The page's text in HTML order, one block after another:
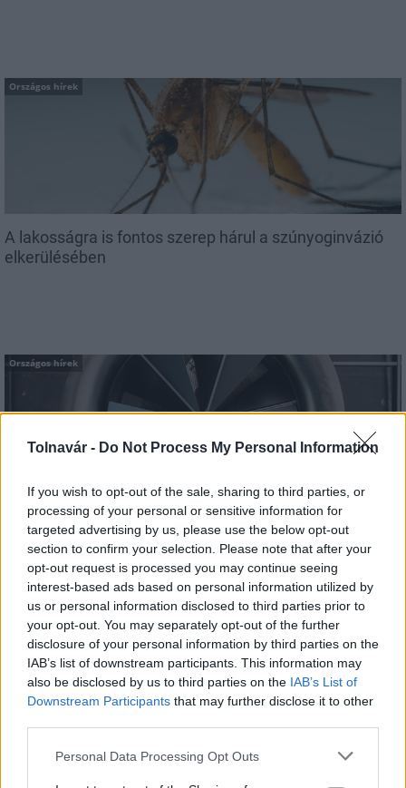
Tolnavár - Do Not Process My Personal Information
If you wish to opt-out of the sale, sharing to third parties, or
processing of your personal or sensitive information for
targeted advertising by us, please use the below opt-out
section to confirm your selection. Please note that after your
opt-out request is processed you may continue seeing
interest-based ads based on personal information utilized by
us or personal information disclosed to third parties prior to
your opt-out. You may separately opt-out of the further
disclosure of your personal information by third parties on the
IAB’s list of downstream participants. This information may
also be disclosed by us to third parties on the IAB’s List of
Downstream Participants that may further disclose it to other
Please note that this website/app uses one or more Google
Personal Data Processing Opt Outs
Országos hírek
A lakosságra is fontos szerep hárul a szúnyoginvázió
elkerülésében
Országos hírek
Itt az ÉVOSZ megoldása a hőhullámok és az
energiakrízis kezelésére